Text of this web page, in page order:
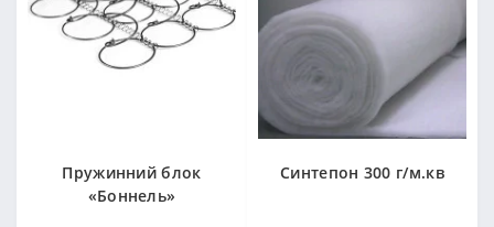
Пружинний блок
«Боннель»
Синтепон 300 г/м.кв